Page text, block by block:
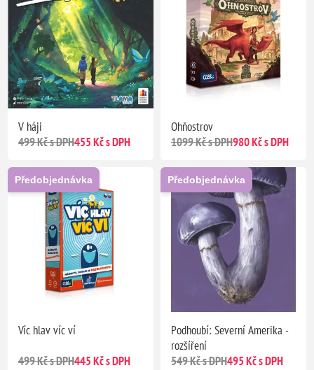
V háji
499 Kč s DPH455 Kč s DPH
Ohňostrov
1099 Kč s DPH980 Kč s DPH
Předobjednávka
Víc hlav víc ví
499 Kč s DPH445 Kč s DPH
Předobjednávka
Podhoubí: Severní Amerika -
rozšíření
549 Kč s DPH495 Kč s DPH